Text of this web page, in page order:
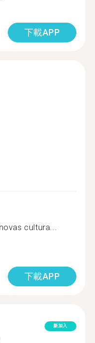
下載APP
cultura...
下載APP
新加入